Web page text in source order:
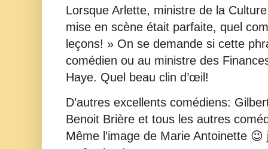
Lorsque Arlette, ministre de la
mise en scène était parfaite, quel
leçons! » On se demande si cette
comédien ou au ministre des
Haye. Quel beau clin d’œil!
D’autres excellents comédiens:
Benoit Brière et tous les autres
Même l’image de Marie Antoinette